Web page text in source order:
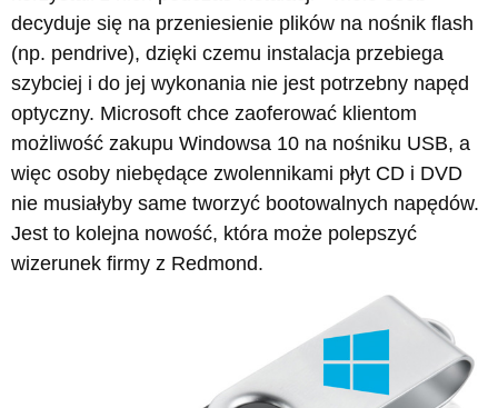
decyduje się na przeniesienie plików na nośnik flash
(np. pendrive), dzięki czemu instalacja przebiega
szybciej i do jej wykonania nie jest potrzebny napęd
optyczny. Microsoft chce zaoferować klientom
możliwość zakupu Windowsa 10 na nośniku USB, a
więc osoby niebędące zwolennikami płyt CD i DVD
nie musiałyby same tworzyć bootowalnych napędów.
Jest to kolejna nowość, która może polepszyć
wizerunek firmy z Redmond.